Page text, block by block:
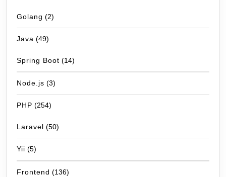
Golang (2)
Java (49)
Spring Boot (14)
Node.js (3)
PHP (254)
Laravel (50)
Yii (5)
Frontend (136)